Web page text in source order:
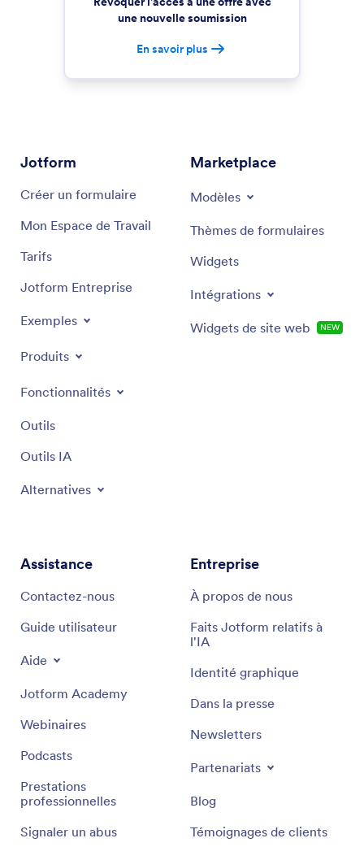
une nouvelle soumission
En savoir plus
Jotform
Créer un formulaire
Mon Espace de Travail
Tarifs
Jotform Entreprise
Exemples
Produits
Fonctionnalités
Outils
Outils IA
Alternatives
Marketplace
Modèles
Thèmes de formulaires
Widgets
Intégrations
Widgets de site web NEW
Assistance
Contactez-nous
Guide utilisateur
Aide
Jotform Academy
Webinaires
Podcasts
Prestations
professionnelles
Signaler un abus
Entreprise
À propos de nous
Faits Jotform relatifs à
l'IA
Identité graphique
Dans la presse
Newsletters
Partenariats
Blog
Témoignages de clients